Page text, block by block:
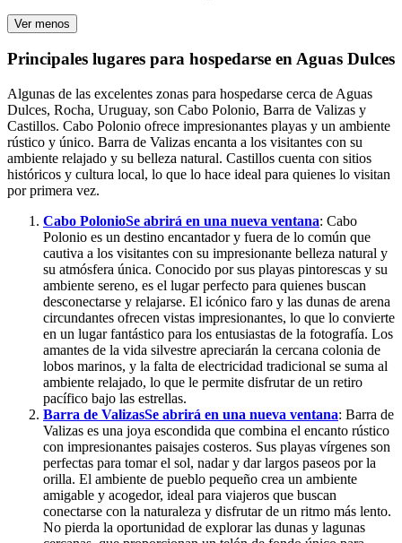
Ver menos
Principales lugares para hospedarse en Aguas Dulces
Algunas de las excelentes zonas para hospedarse cerca de Aguas
Dulces, Rocha, Uruguay, son Cabo Polonio, Barra de Valizas y
Castillos. Cabo Polonio ofrece impresionantes playas y un ambiente
rústico y único. Barra de Valizas encanta a los visitantes con su
ambiente relajado y su belleza natural. Castillos cuenta con sitios
históricos y cultura local, lo que lo hace ideal para quienes lo visitan
por primera vez.
Cabo PolonioSe abrirá en una nueva ventana: Cabo
Polonio es un destino encantador y fuera de lo común que
cautiva a los visitantes con su impresionante belleza natural y
su atmósfera única. Conocido por sus playas pintorescas y su
ambiente sereno, es el lugar perfecto para quienes buscan
desconectarse y relajarse. El icónico faro y las dunas de arena
circundantes ofrecen vistas impresionantes, lo que lo convierte
en un lugar fantástico para los entusiastas de la fotografía. Los
amantes de la vida silvestre apreciarán la cercana colonia de
lobos marinos, y la falta de electricidad tradicional se suma al
ambiente relajado, lo que le permite disfrutar de un retiro
pacífico bajo las estrellas.
Barra de ValizasSe abrirá en una nueva ventana: Barra de
Valizas es una joya escondida que combina el encanto rústico
con impresionantes paisajes costeros. Sus playas vírgenes son
perfectas para tomar el sol, nadar y dar largos paseos por la
orilla. El ambiente de pueblo pequeño crea un ambiente
amigable y acogedor, ideal para viajeros que buscan
conectarse con la naturaleza y disfrutar de un ritmo más lento.
No pierda la oportunidad de explorar las dunas y lagunas